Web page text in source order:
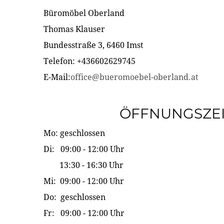
Büromöbel Oberland
Thomas Klauser
Bundesstraße 3, 6460 Imst
Telefon: +436602629745
E-Mail:office@bueromoebel-oberland.at
Mo: geschlossen
Di: 09:00 - 12:00 Uhr
13:30 - 16:30 Uhr
Mi: 09:00 - 12:00 Uhr
Do: geschlossen
Fr: 09:00 - 12:00 Uhr